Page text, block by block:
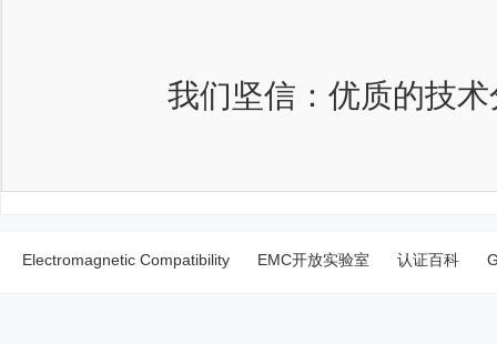
我们坚信：优质的技
Electromagnetic Compatibility EMC开放实验室 认证百科